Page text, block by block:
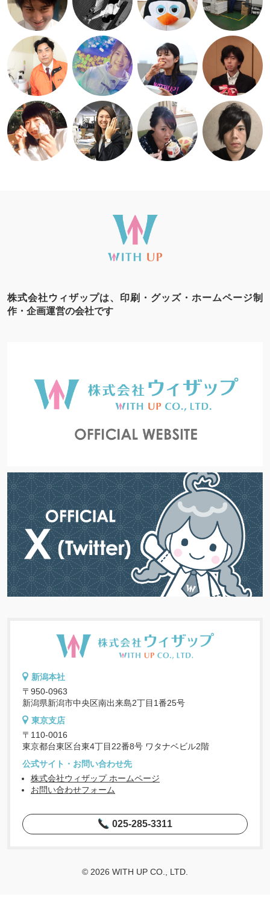
株式会社ウィザップは、印刷・グッズ・ホームページ制
作・企画運営の会社です
新潟本社
〒950-0963
新潟県新潟市中央区南出来島2丁目1番25号
東京支店
〒110-0016
東京都台東区台東4丁目22番8号 ワタナベビル2階
公式サイト・お問い合わせ先
株式会社ウィザップ ホームページ
お問い合わせフォーム
025-285-3311
© 2026 WITH UP CO., LTD.